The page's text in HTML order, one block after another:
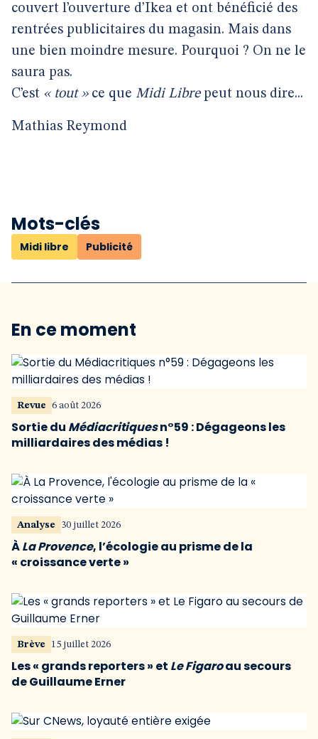
couvert l’ouverture d’Ikea et ont bénéficié des
rentrées publicitaires du magasin. Mais dans
une bien moindre mesure. Pourquoi ? On ne le
saura pas.
C’est « tout »ce que Midi Librepeut nous dire...
Mathias Reymond
Mots-clés
Midi libre Publicité
En ce moment
Revue 6 août 2026
Sortie du Médiacritiquesn°59 : Dégageons les
milliardaires des médias !
Analyse 30 juillet 2026
ÀLa Provence, l’écologie au prisme de la
« croissance verte »
Brève 15 juillet 2026
Les « grands reporters » et Le Figaroau secours
de Guillaume Erner